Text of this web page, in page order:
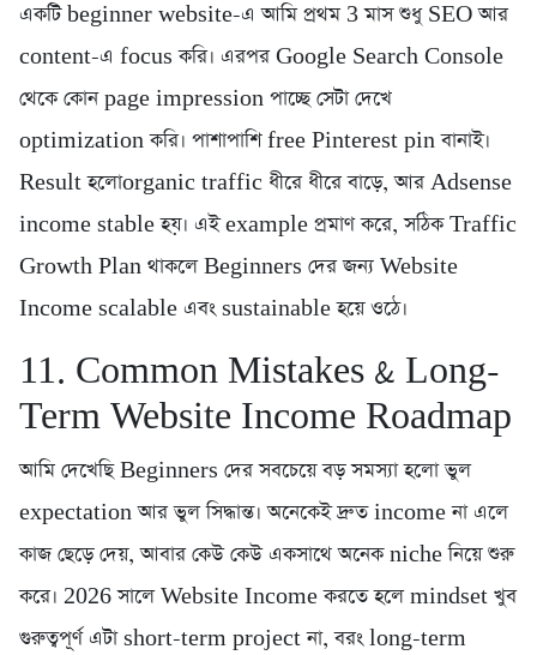
একটি beginner website-এ আমি প্রথম 3 মাস শুধু SEO আর
content-এ focus করি। এরপর Google Search Console
থেকে কোন page impression পাচ্ছে সেটা দেখে
optimization করি। পাশাপাশি free Pinterest pin বানাই।
Result হলোorganic traffic ধীরে ধীরে বাড়ে, আর Adsense
income stable হয়। এই example প্রমাণ করে, সঠিক Traffic
Growth Plan থাকলে Beginners দের জন্য Website
Income scalable এবং sustainable হয়ে ওঠে।
11. Common Mistakes & Long-
Term Website Income Roadmap
আমি দেখেছি Beginners দের সবচেয়ে বড় সমস্যা হলো ভুল
expectation আর ভুল সিদ্ধান্ত। অনেকেই দ্রুত income না এলে
কাজ ছেড়ে দেয়, আবার কেউ কেউ একসাথে অনেক niche নিয়ে শুরু
করে। 2026 সালে Website Income করতে হলে mindset খুব
গুরুত্বপূর্ণ এটা short-term project না, বরং long-term